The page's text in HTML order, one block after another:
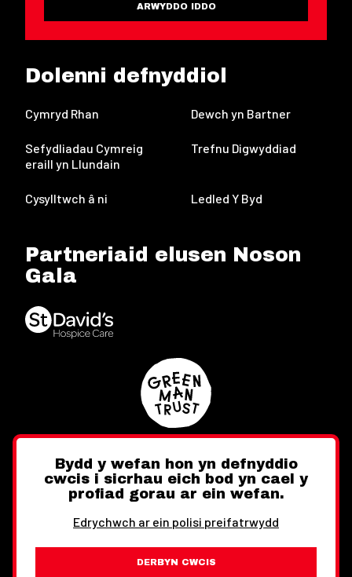
ARWYDDO IDDO
Dolenni defnyddiol
Cymryd Rhan Dewch yn Bartner
Sefydliadau Cymreig
eraill yn Llundain
Trefnu Digwyddiad
Cysylltwch â ni Ledled Y Byd
Partneriaid elusen Noson
Gala
Twitter FacebookInstagram
Bydd y wefan hon yn defnyddio
cwcis i sicrhau eich bod yn cael y
profiad gorau ar ein wefan.
Edrychwch ar ein polisi preifatrwydd
DERBYN CWCIS